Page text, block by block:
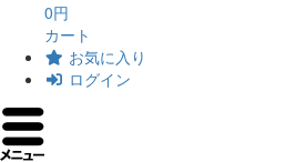
0円
カート
お気に入り
ログイン